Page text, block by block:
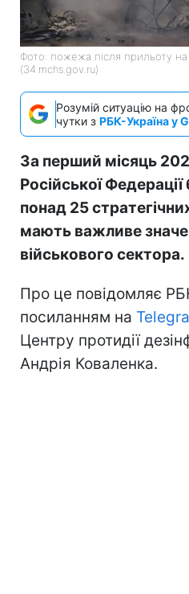
Фото: пожежа після прильоту
(34.mchs.gov.ru)
Розумій ситуацію на
чутки з РБК-Україна у
За перший місяць
Російської
понад 25
мають важливе
військового сектора.
Про це повідомляє
посиланням на
Центру протидії
Андрія Коваленка.